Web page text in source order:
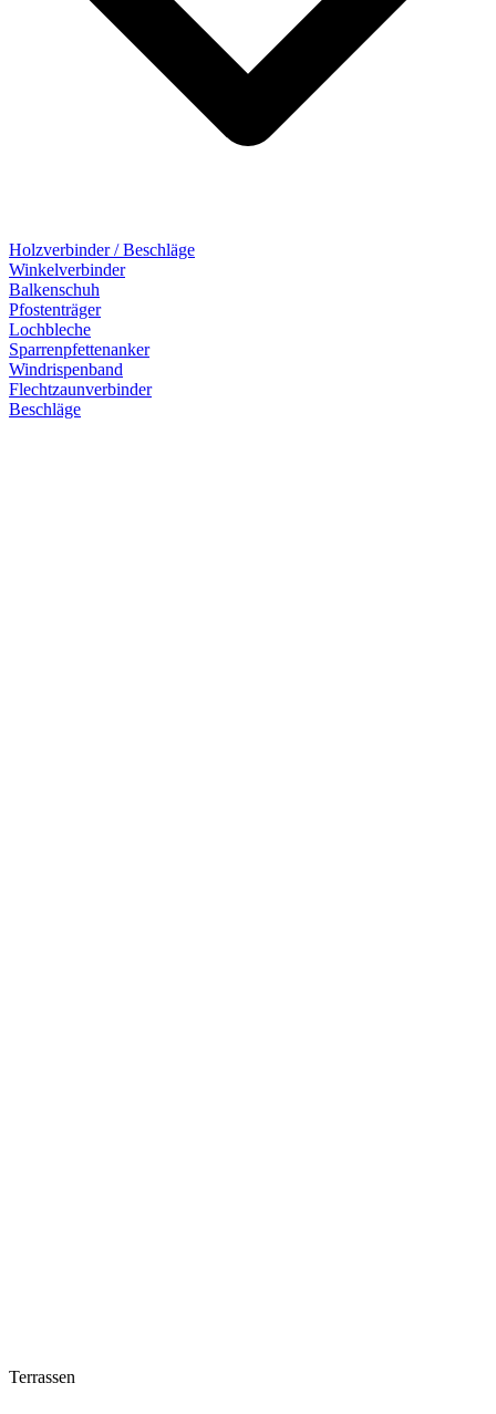
Holzverbinder / Beschläge
Winkelverbinder
Balkenschuh
Pfostenträger
Lochbleche
Sparrenpfettenanker
Windrispenband
Flechtzaunverbinder
Beschläge
Terrassen